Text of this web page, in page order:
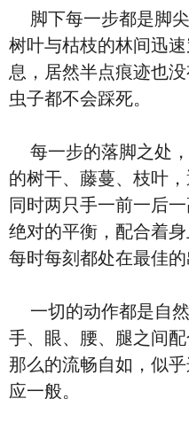
脚下每一步都是脚
树叶与枯枝的林间迅
息，居然半点痕迹也
虫子都不会踩死。
每一步的落脚之处
的树干、藤蔓、枝叶
同时两只手一前一后
绝对的平衡，配合着
每时每刻都处在最佳的
一切的动作都是自然
手、眼、腰、腿之间
那么的流畅自如，似
应一般。